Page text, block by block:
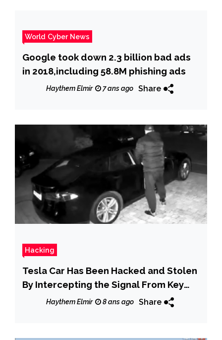
World Cyber News
Google took down 2.3 billion bad ads
in 2018,including 58.8M phishing ads
Haythem Elmir 7 ans ago Share
Hacking
Tesla Car Has Been Hacked and Stolen
By Intercepting the Signal From Key
Haythem Elmir 8 ans ago Share